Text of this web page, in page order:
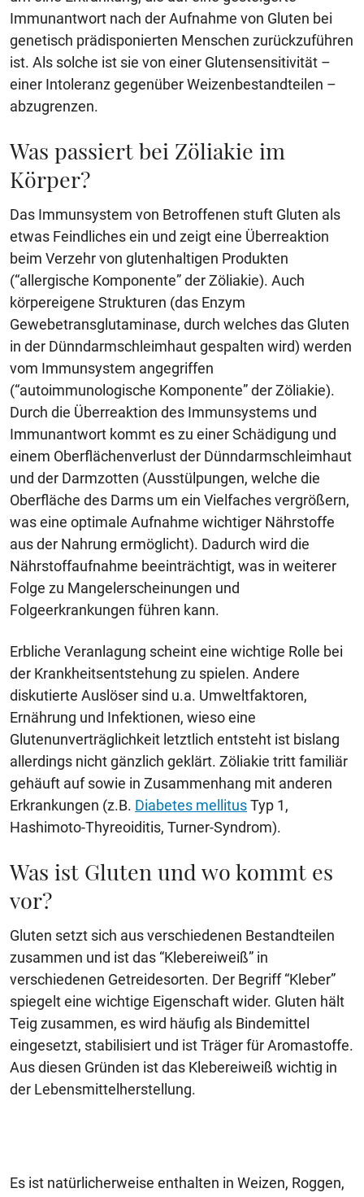
Immunantwort nach der Aufnahme von Gluten bei
genetisch prädisponierten Menschen zurückzuführen
ist. Als solche ist sie von einer Glutensensitivität –
einer Intoleranz gegenüber Weizenbestandteilen –
abzugrenzen.
Was passiert bei Zöliakie im
Körper?
Das Immunsystem von Betroffenen stuft Gluten als
etwas Feindliches ein und zeigt eine Überreaktion
beim Verzehr von glutenhaltigen Produkten
(“allergische Komponente” der Zöliakie). Auch
körpereigene Strukturen (das Enzym
Gewebetransglutaminase, durch welches das Gluten
in der Dünndarmschleimhaut gespalten wird) werden
vom Immunsystem angegriffen
(“autoimmunologische Komponente” der Zöliakie).
Durch die Überreaktion des Immunsystems und
Immunantwort kommt es zu einer Schädigung und
einem Oberflächenverlust der Dünndarmschleimhaut
und der Darmzotten (Ausstülpungen, welche die
Oberfläche des Darms um ein Vielfaches vergrößern,
was eine optimale Aufnahme wichtiger Nährstoffe
aus der Nahrung ermöglicht). Dadurch wird die
Nährstoffaufnahme beeinträchtigt, was in weiterer
Folge zu Mangelerscheinungen und
Folgeerkrankungen führen kann.
Erbliche Veranlagung scheint eine wichtige Rolle bei
der Krankheitsentstehung zu spielen. Andere
diskutierte Auslöser sind u.a. Umweltfaktoren,
Ernährung und Infektionen, wieso eine
Glutenunverträglichkeit letztlich entsteht ist bislang
allerdings nicht gänzlich geklärt. Zöliakie tritt familiär
gehäuft auf sowie in Zusammenhang mit anderen
Erkrankungen (z.B. Diabetes mellitusTyp 1,
Hashimoto-Thyreoiditis, Turner-Syndrom).
Was ist Gluten und wo kommt es
vor?
Gluten setzt sich aus verschiedenen Bestandteilen
zusammen und ist das “Klebereiweiß” in
verschiedenen Getreidesorten. Der Begriff “Kleber”
spiegelt eine wichtige Eigenschaft wider. Gluten hält
Teig zusammen, es wird häufig als Bindemittel
eingesetzt, stabilisiert und ist Träger für Aromastoffe.
Aus diesen Gründen ist das Klebereiweiß wichtig in
der Lebensmittelherstellung.
Es ist natürlicherweise enthalten in Weizen, Roggen,